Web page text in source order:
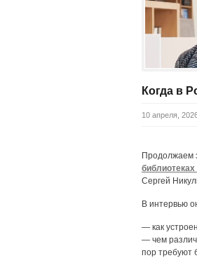
Когда в
10 апреля,
Продолжаем
Сергей
В интервью
— как
— чем
пор требуют